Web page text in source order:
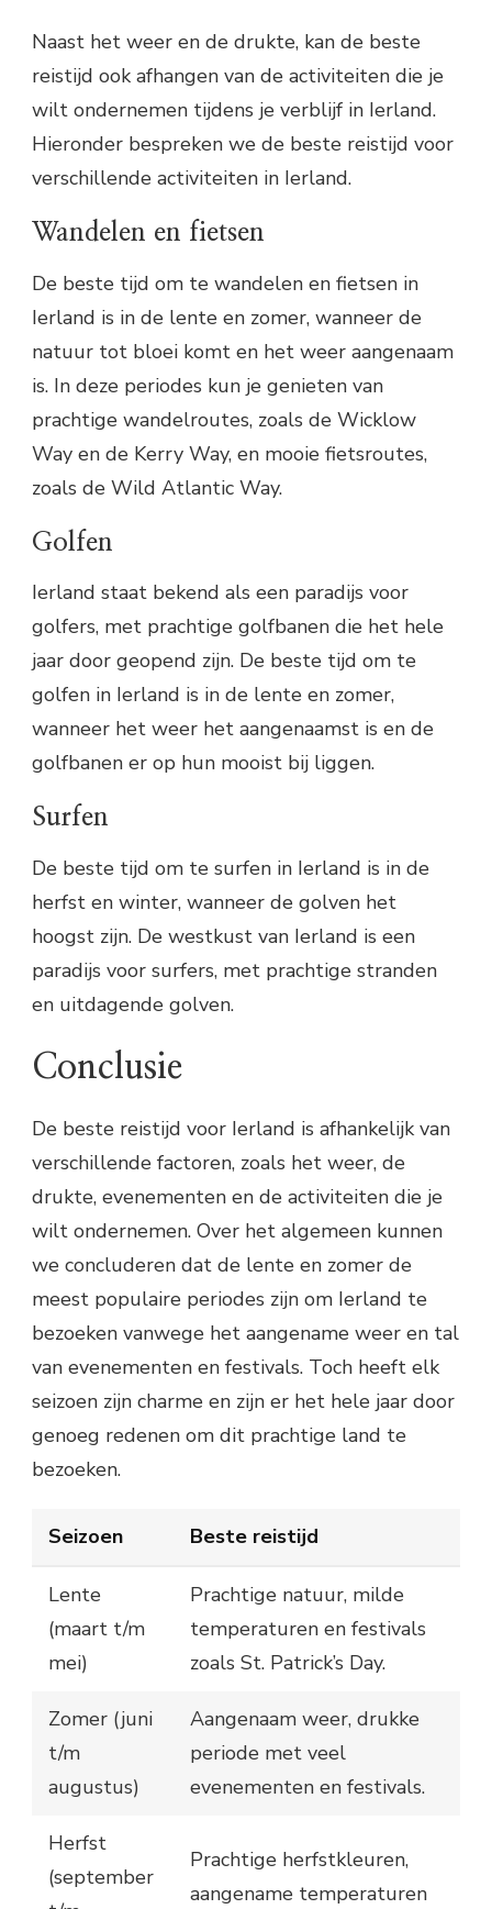
Naast het weer en de drukte, kan de beste
reistijd ook afhangen van de activiteiten die je
wilt ondernemen tijdens je verblijf in Ierland.
Hieronder bespreken we de beste reistijd voor
verschillende activiteiten in Ierland.
Wandelen en fietsen
De beste tijd om te wandelen en fietsen in
Ierland is in de lente en zomer, wanneer de
natuur tot bloei komt en het weer aangenaam
is. In deze periodes kun je genieten van
prachtige wandelroutes, zoals de Wicklow
Way en de Kerry Way, en mooie fietsroutes,
zoals de Wild Atlantic Way.
Golfen
Ierland staat bekend als een paradijs voor
golfers, met prachtige golfbanen die het hele
jaar door geopend zijn. De beste tijd om te
golfen in Ierland is in de lente en zomer,
wanneer het weer het aangenaamst is en de
golfbanen er op hun mooist bij liggen.
Surfen
De beste tijd om te surfen in Ierland is in de
herfst en winter, wanneer de golven het
hoogst zijn. De westkust van Ierland is een
paradijs voor surfers, met prachtige stranden
en uitdagende golven.
Conclusie
De beste reistijd voor Ierland is afhankelijk van
verschillende factoren, zoals het weer, de
drukte, evenementen en de activiteiten die je
wilt ondernemen. Over het algemeen kunnen
we concluderen dat de lente en zomer de
meest populaire periodes zijn om Ierland te
bezoeken vanwege het aangename weer en tal
van evenementen en festivals. Toch heeft elk
seizoen zijn charme en zijn er het hele jaar door
genoeg redenen om dit prachtige land te
bezoeken.
Seizoen Beste reistijd
Lente
(maart t/m
mei)
Prachtige natuur, milde
temperaturen en festivals
zoals St. Patrick’s Day.
Zomer (juni
t/m
augustus)
Aangenaam weer, drukke
periode met veel
evenementen en festivals.
Herfst
(september
Prachtige herfstkleuren,
aangename temperaturen